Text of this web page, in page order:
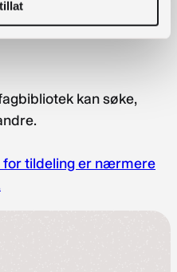
, spesielt kapittel 5.
kan søke,
for tildeling er nærmere